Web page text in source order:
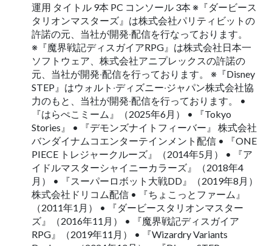
運⽤ タイトル 9本 PC コンソール 3本 ※『ダービース
タリオンマスターズ』は株式会社パリティビットの
許諾の元、当社が開発‧配信を⾏なっております。
※『魔界戦記ディスガイアRPG』は株式会社⽇本⼀
ソフトウェア、株式会社アニプレックスの許諾の
元、当社が開発‧配信を⾏っております。 ※『Disney
STEP』はウォルト‧ディズニー‧ジャパン株式会社協
⼒のもと、当社が開発‧配信を⾏っております。 •
『はらぺこミーム』（2025年6⽉） • 『Tokyo
Stories』 • 『デモンズナイトフィーバー』 株式会社
バンダイナムコエンターテインメント配信 • 『ONE
PIECE トレジャークルーズ』（2014年5⽉） • 『ア
イドルマスターシャイニーカラーズ』（2018年4
⽉） • 『スーパーロボット⼤戦DD』（2019年8⽉）
株式会社ドリコム配信 • 『ちょこっとファーム』
（2011年1⽉） • 『ダービースタリオンマスター
ズ』（2016年11⽉） • 『魔界戦記ディスガイア
RPG』（2019年11⽉） • 『Wizardry Variants